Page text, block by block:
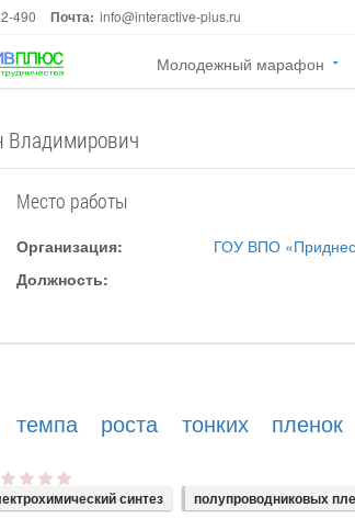
490 Почта: info@interactive-plus.ru
Молодежный марафон
Владимирович
Место работы
Организация:
ГОУ ВПО
Должность:
темпа роста тонких пленок
синтез полупроводниковых